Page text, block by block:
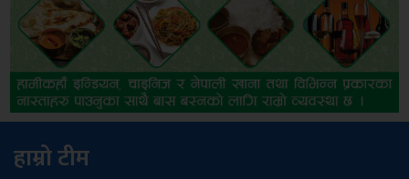
हाम्रो टीम